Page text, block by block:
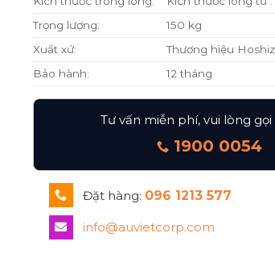
Trọng lượng:
150 kg
Xuất xứ:
Thương hiệu
Bảo hành:
12 tháng
Tư vấn miễn phí, vui lòng
1900 0054
Đặt hàng: 096 1213 577
info@auvietcorp.com